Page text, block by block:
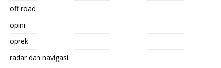
off road
opini
oprek
radar dan navigasi